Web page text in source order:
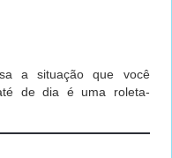
a situação que você
de dia é uma roleta-